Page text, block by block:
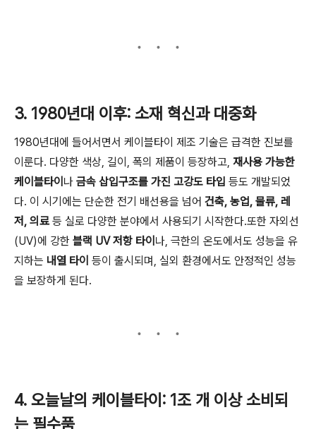
3. 1980년대 이후: 소재 혁신과 대중화
1980년대에 들어서면서 케이블타이 제조 기술은 급격한 진보를
이룬다. 다양한 색상, 길이, 폭의 제품이 등장하고, 재사용 가능한
케이블타이 나 금속 삽입구조를 가진 고강도 타입 등도 개발되었
다. 이 시기에는 단순한 전기 배선용을 넘어 건축, 농업, 물류, 레
저, 의료등 실로 다양한 분야에서 사용되기 시작한다.또한 자외선
(UV)에 강한 블랙 UV 저항 타이 나, 극한의 온도에서도 성능을 유
지하는 내열 타이 등이 출시되며, 실외 환경에서도 안정적인 성능
을 보장하게 된다.
4. 오늘날의 케이블타이: 1조 개 이상 소비되
는 필수품